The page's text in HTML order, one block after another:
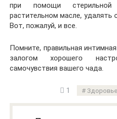
при помощи
растительном масле, удалять
Вот, пожалуй, и все.
Помните, правильная
залогом хорошего
самочувствия вашего чада.
1 Здоровье